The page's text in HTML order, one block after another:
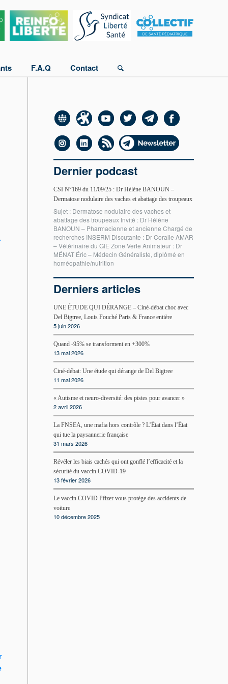
F.A.Q Contact
Dernier podcast
CSI N°169 du 11/09/25 : Dr Hélène BANOUN –
Dermatose nodulaire des vaches et abattage des troupeaux
Sujet : Dermatose nodulaire des vaches et
abattage des troupeaux Invité : Dr Hélène
BANOUN – Pharmacienne et ancienne Chargé de
recherches INSERM Discutante : Dr Coralie AMAR
– Vétérinaire du GIE Zone Verte Animateur : Dr
MÉNAT Éric – Médecin Généraliste, diplômé en
homéopathie/nutrition
Derniers articles
UNE ÉTUDE QUI DÉRANGE – Ciné-débat choc avec
Del Bigtree, Louis Fouché Paris & France entière
5 juin 2026
Quand -95% se transforment en +300%
13 mai 2026
Ciné-débat: Une étude qui dérange de Del Bigtree
11 mai 2026
« Autisme et neuro-diversité: des pistes pour avancer »
2 avril 2026
La FNSEA, une mafia hors contrôle ? L’État dans l’État
qui tue la paysannerie française
31 mars 2026
Révéler les biais cachés qui ont gonflé l’efficacité et la
sécurité du vaccin COVID-19
13 février 2026
Le vaccin COVID Pfizer vous protège des accidents de
voiture
10 décembre 2025